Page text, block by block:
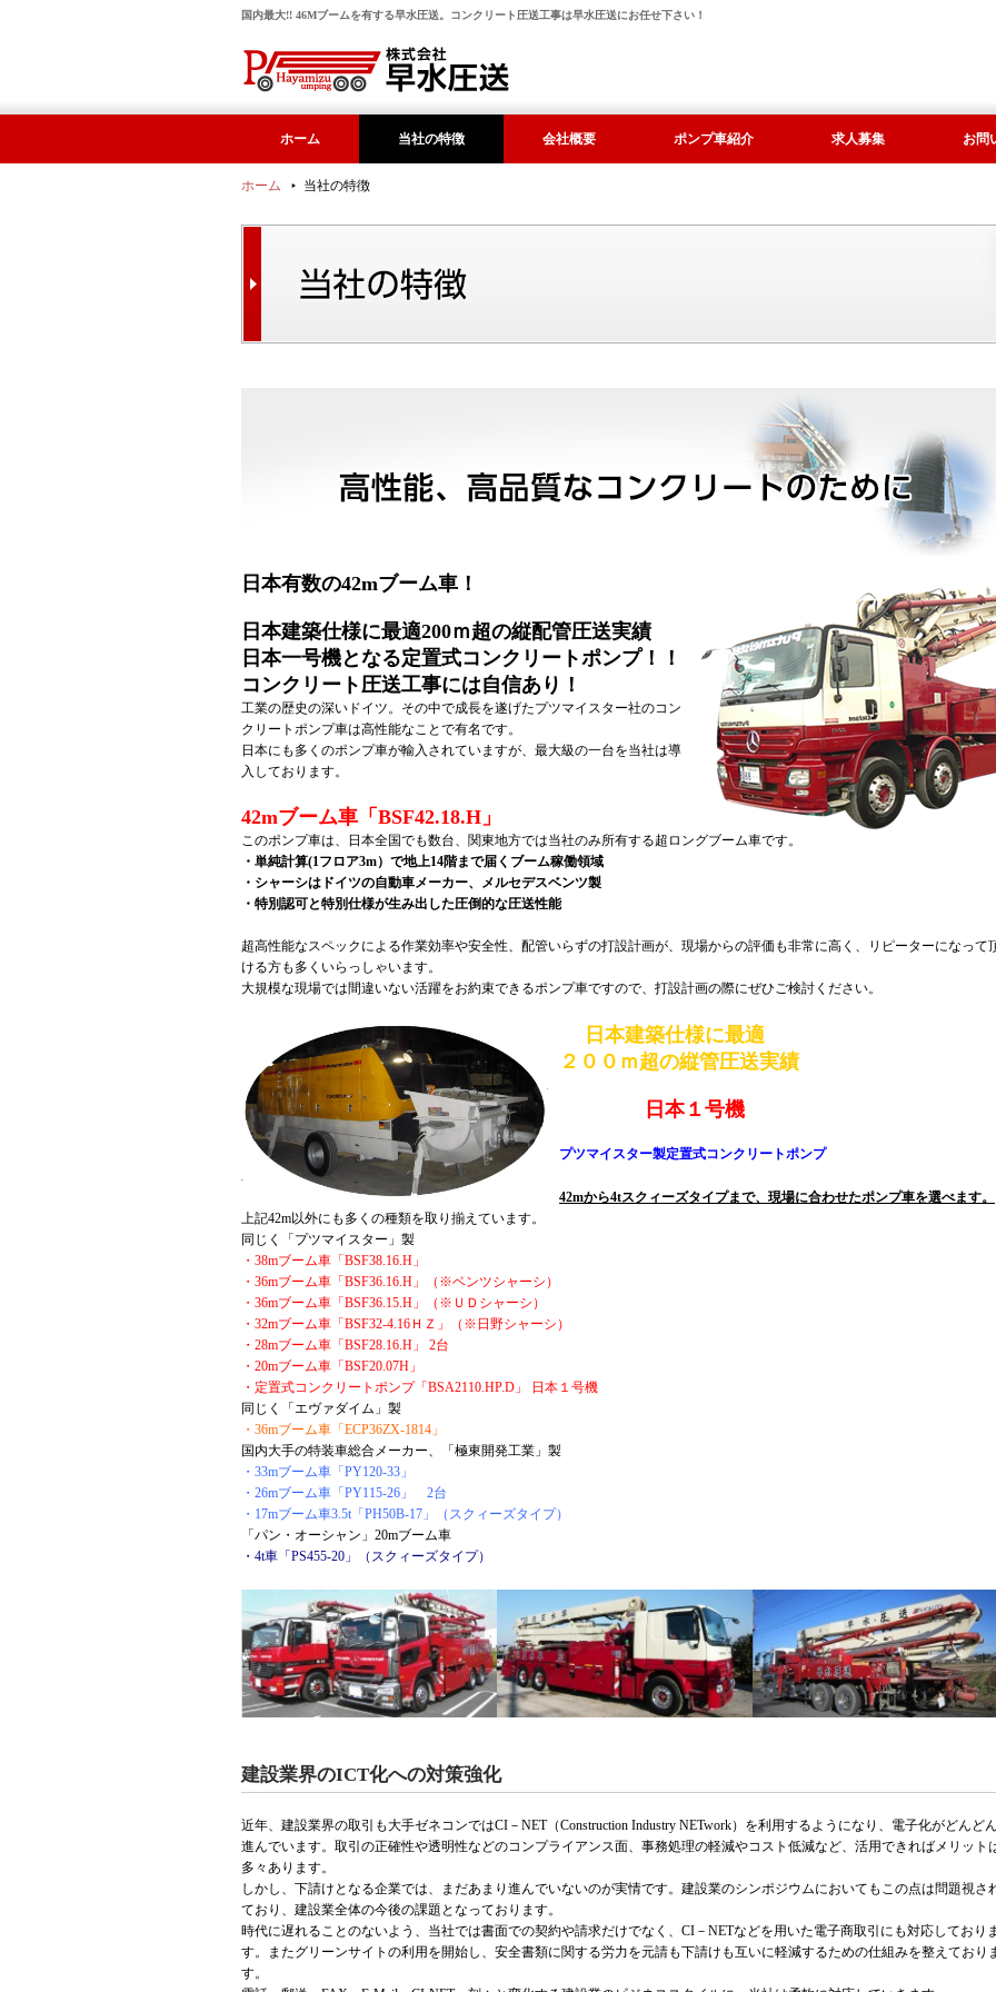
国内最大!! 46Mブームを有する早水圧送。コンクリート圧送工事は早水圧送にお任せ下さい！
ホーム 当社の特徴 会社概要 ポンプ車紹介 求人募集 お問
ホーム 当社の特徴
日本有数の42mブーム車！
日本建築仕様に最適200ｍ超の縦配管圧送実績
日本一号機となる定置式コンクリートポンプ！！
コンクリート圧送工事には自信あり！
工業の歴史の深いドイツ。その中で成長を遂げたプツマイスター社のコン
クリートポンプ車は高性能なことで有名です。
日本にも多くのポンプ車が輸入されていますが、最大級の一台を当社は導
入しております。
42mブーム車「BSF42.18.H」
このポンプ車は、日本全国でも数台、関東地方では当社のみ所有する超ロングブーム車です。
・単純計算(1フロア3m）で地上14階まで届くブーム稼働領域
・シャーシはドイツの自動車メーカー、メルセデスベンツ製
・特別認可と特別仕様が生み出した圧倒的な圧送性能
超高性能なスペックによる作業効率や安全性、配管いらずの打設計画が、現場からの評価も非常に高く、リピーターになって
ける方も多くいらっしゃいます。
大規模な現場では間違いない活躍をお約束できるポンプ車ですので、打設計画の際にぜひご検討ください。
日本建築仕様に最適
２００ｍ超の縦管圧送実績
日本１号機
プツマイスター製定置式コンクリートポンプ
42mから4tスクィーズタイプまで、現場に合わせたポンプ車を選べます。
上記42m以外にも多くの種類を取り揃えています。
同じく「プツマイスター」製
・38mブーム車「BSF38.16.H」
・36mブーム車「BSF36.16.H」（※ベンツシャーシ）
・36mブーム車「BSF36.15.H」（※ＵＤシャーシ）
・32mブーム車「BSF32-4.16ＨＺ」（※日野シャーシ）
・28mブーム車「BSF28.16.H」 2台
・20mブーム車「BSF20.07H」
・定置式コンクリートポンプ「BSA2110.HP.D」 日本１号機
同じく「エヴァダイム」製
・36mブーム車「ECP36ZX-1814」
国内大手の特装車総合メーカー、「極東開発工業」製
・33mブーム車「PY120-33」
・26mブーム車「PY115-26」 2台
・17mブーム車3.5t「PH50B-17」（スクィーズタイプ）
「パン・オーシャン」20mブーム車
・4t車「PS455-20」（スクィーズタイプ）
建設業界のICT化への対策強化
近年、建設業界の取引も大手ゼネコンではCI－NET（Construction Industry NETwork）を利用するようになり、電子化がどんど
進んでいます。取引の正確性や透明性などのコンプライアンス面、事務処理の軽減やコスト低減など、活用できればメリット
多々あります。
しかし、下請けとなる企業では、まだあまり進んでいないのが実情です。建設業のシンポジウムにおいてもこの点は問題視さ
ており、建設業全体の今後の課題となっております。
時代に遅れることのないよう、当社では書面での契約や請求だけでなく、CI－NETなどを用いた電子商取引にも対応しており
す。またグリーンサイトの利用を開始し、安全書類に関する労力を元請も下請けも互いに軽減するための仕組みを整えており
す。